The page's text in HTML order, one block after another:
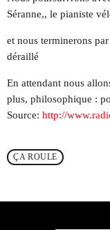
Sports
ÉMISSIONS À
Séranne,, le pianiste
et nous terminerons
déraillé
En attendant nous
plus, philosophique :
Source: http://
ÇA ROULE